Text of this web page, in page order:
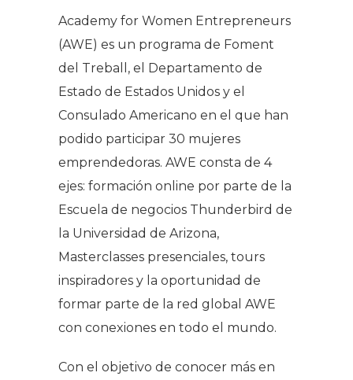
Academy for Women Entrepreneurs
(AWE) es un programa de Foment
del Treball, el Departamento de
Estado de Estados Unidos y el
Consulado Americano en el que han
podido participar 30 mujeres
emprendedoras. AWE consta de 4
ejes: formación online por parte de la
Escuela de negocios Thunderbird de
la Universidad de Arizona,
Masterclasses presenciales, tours
inspiradores y la oportunidad de
formar parte de la red global AWE
con conexiones en todo el mundo.
Con el objetivo de conocer más en